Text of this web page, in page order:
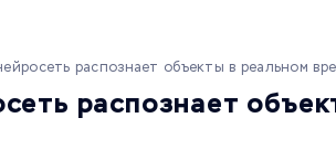
распознает объекты в реальном
распознает